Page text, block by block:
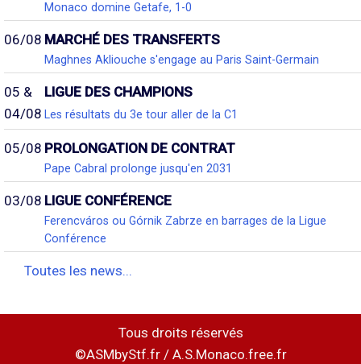
Monaco domine Getafe, 1-0
06/08 MARCHÉ DES TRANSFERTS
Maghnes Akliouche s'engage au Paris Saint-Germain
05 &
04/08
LIGUE DES CHAMPIONS
Les résultats du 3e tour aller de la C1
05/08 PROLONGATION DE CONTRAT
Pape Cabral prolonge jusqu'en 2031
03/08 LIGUE CONFÉRENCE
Ferencváros ou Górnik Zabrze en barrages de la Ligue
Conférence
Toutes les news...
Tous droits réservés
©ASMbyStf.fr / A.S.Monaco.free.fr